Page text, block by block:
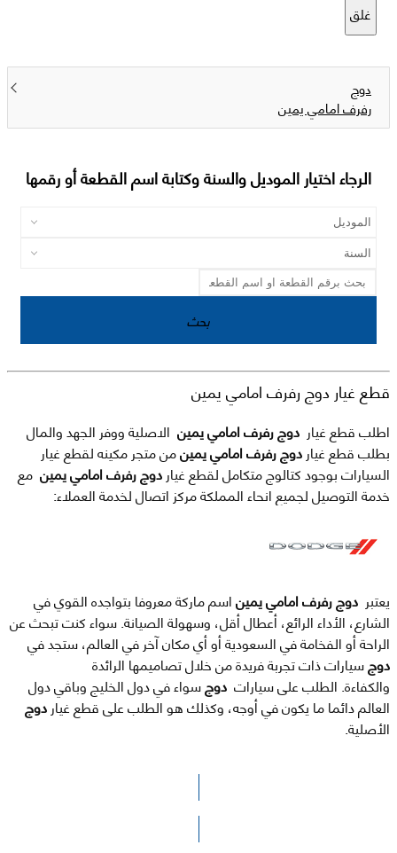
غلق
دوج
رفرف امامي يمين
الرجاء اختيار الموديل والسنة وكتابة اسم القطعة أو رقمها
بحث
قطع غيار دوج رفرف امامي يمين
اطلب قطع غيار
الاصلية ووفر الجهد والمال
بطلب قطع غيار
دوج رفرف امامي يمينمن متجر مكينه لقطع غيار
السيارات بوجود كتالوج متكامل لقطع غيار دوج رفرف امامي يمين مع
خدمة التوصيل لجميع انحاء المملكة مركز اتصال لخدمة العملاء:
يعتبر دوج رفرف امامي يميناسم ماركة معروفا بتواجده القوي في
الشارع، الأداء الرائع، أعطال أقل، وسهولة الصيانة. سواء كنت تبحث عن
الراحة أو الفخامة في السعودية أو أي مكان آخر في العالم، ستجد في
دوجسيارات ذات تجربة فريدة من خلال تصاميمها الرائدة
والكفاءة. الطلب على سيارات دوجسواء في دول الخليج وباقي دول
العالم دائما ما يكون في أوجه، وكذلك هو الطلب على قطع غيار دوج
الأصلية.
الرجاء الضغط هنا للوصول لصفحة البحث